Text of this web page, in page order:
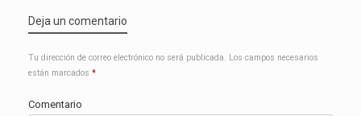
Deja un comentario
Tu dirección de correo electrónico no será publicada. Los campos necesarios
están marcados *
Comentario